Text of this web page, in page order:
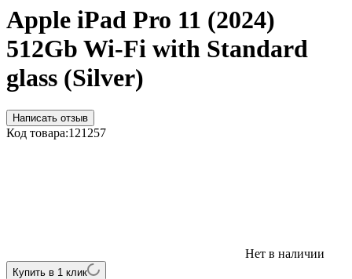
Apple iPad Pro 11 (2024)
512Gb Wi-Fi with Standard
glass (Silver)
Написать отзыв
Код товара:121257
Нет в наличии
Купить в 1 клик